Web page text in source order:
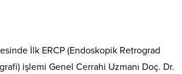
İlk ERCP (Endoskopik Retrograd
işlemi Genel Cerrahi Uzmanı Doç. Dr.